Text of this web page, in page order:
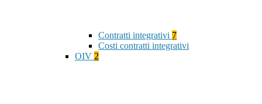
Contratti integrativi 7
Costi contratti integrativi
OIV 2